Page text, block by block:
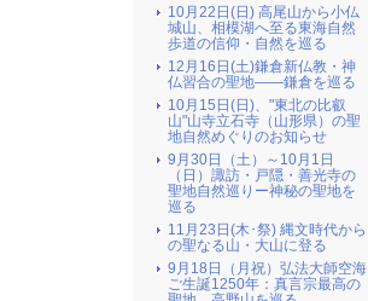
10月22日(日) 高尾山から小仏
城山、相模湖へ至る東海自然
歩道の信仰・自然を巡る
12月16日(土)鎌倉新仏教・神
仏習合の聖地――鎌倉を巡る
10月15日(日)、"東北の比叡
山"山寺立石寺（山形県）の聖
地自然めぐりのお知らせ
9月30日（土）～10月1日
（日）諏訪・戸隠・善光寺の
聖地自然巡りー神秘の聖地を
巡る
11月23日(木･祭) 縄文時代から
の聖なる山・大山に登る
9月18日（月祝）弘法大師空海
ご生誕1250年：真言宗最高の